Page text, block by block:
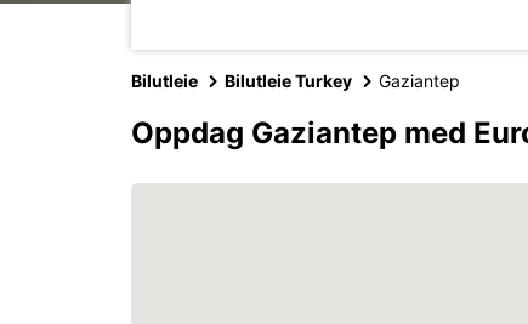
Bilutleie Bilutleie Turkey Gaziantep
Oppdag Gaziantep med